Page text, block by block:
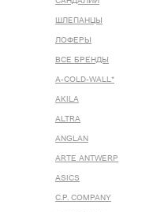
ШЛЕПАНЦЫ
ЛОФЕРЫ
ВСЕ БРЕНДЫ
A-COLD-WALL*
AKILA
ALTRA
ANGLAN
ARTE ANTWERP
ASICS
C.P. COMPANY